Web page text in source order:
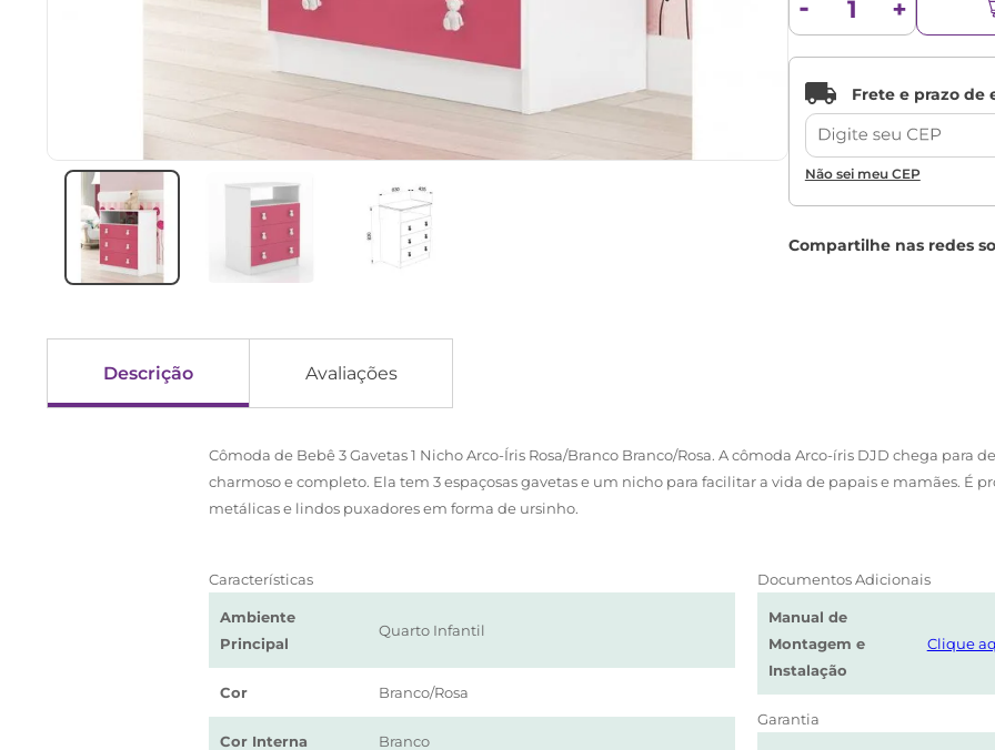
Não sei meu CEP
Descrição Avaliações
Cômoda de Bebê 3 Gavetas 1 Nicho Arco-Íris Rosa/Branco Branco/Rosa. A cômoda Arco-íris DJD chega para
charmoso e completo. Ela tem 3 espaçosas gavetas e um nicho para facilitar a vida de papais e mamães. É
metálicas e lindos puxadores em forma de ursinho.
Características
Ambiente
Principal
Quarto Infantil
Cor Branco/Rosa
Cor Interna Branco
Documentos Adicionais
Manual de
Montagem e
Instalação
Clique
Garantia